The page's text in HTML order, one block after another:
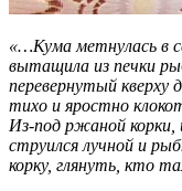
«…Кума метнулась в
вытащила из печки
перевернутый кверху
тихо и яростно
Из-под ржаной корки,
струился лучной и
корку, глянуть, кто